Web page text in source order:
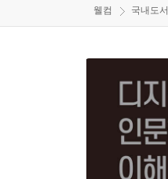
웰컴 국내도서